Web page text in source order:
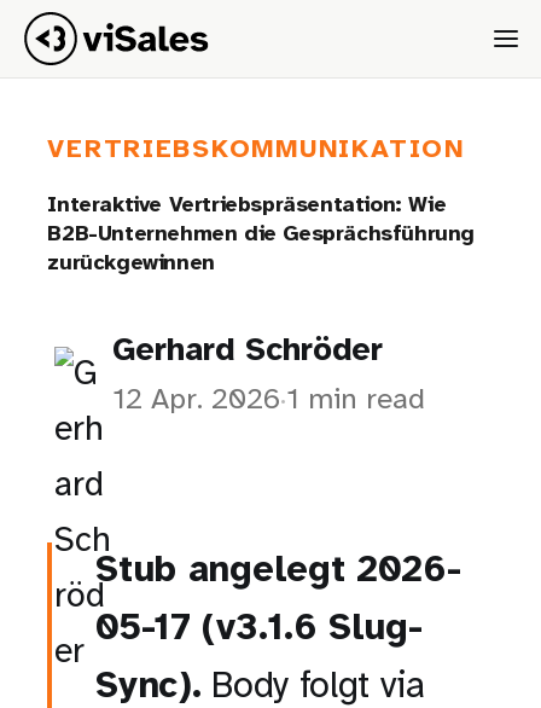
VERTRIEBSKOMMUNIKATION
Interaktive Vertriebspräsentation: Wie
B2B-Unternehmen die Gesprächsführung
zurückgewinnen
Gerhard Schröder
12 Apr. 2026·1 min read
Stub angelegt 2026-
05-17 (v3.1.6 Slug-
Sync). Body folgt via